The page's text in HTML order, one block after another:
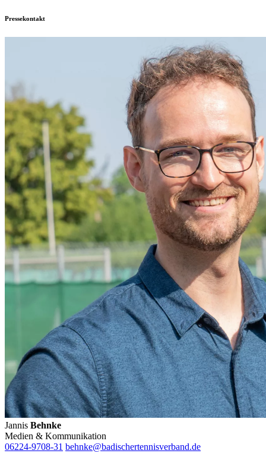
Pressekontakt
Jannis Behnke
Medien & Kommunikation
06224-9708-31 behnke@badischertennisverband.de